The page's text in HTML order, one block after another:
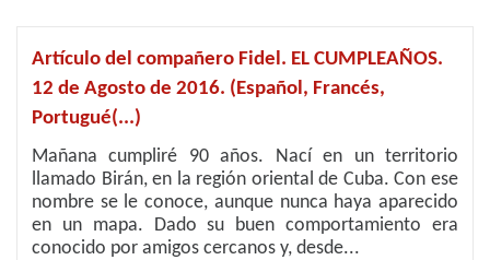
Artículo del compañero Fidel. EL CUMPLEAÑOS.
12 de Agosto de 2016. (Español, Francés,
Portugué(...)
Mañana cumpliré 90 años. Nací en un territorio
llamado Birán, en la región oriental de Cuba. Con ese
nombre se le conoce, aunque nunca haya aparecido
en un mapa. Dado su buen comportamiento era
conocido por amigos cercanos y, desde...